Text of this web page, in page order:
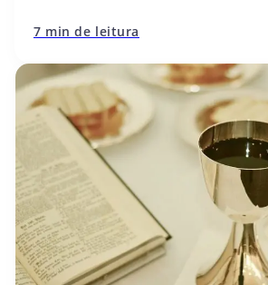
7 min de leitura